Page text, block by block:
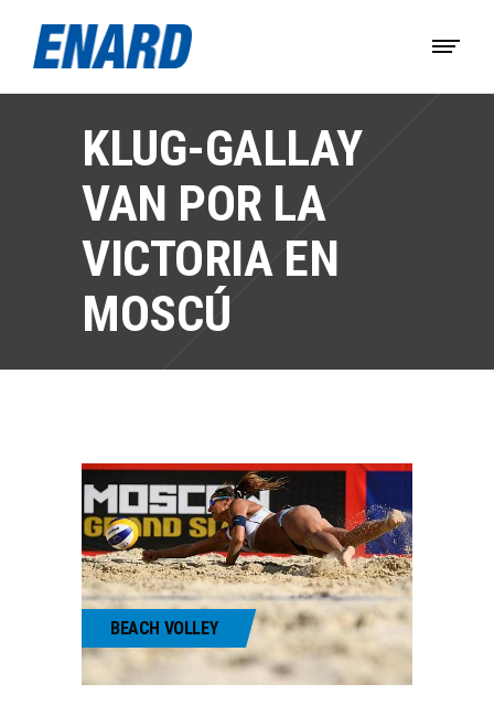
KLUG-GALLAY
VAN POR LA
VICTORIA EN
MOSCÚ
BEACH VOLLEY